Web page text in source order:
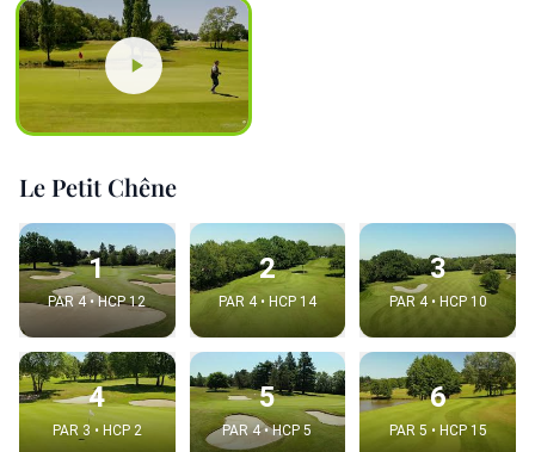
Le Petit Chêne
1
PAR 4 • HCP 12
2
PAR 4 • HCP 14
3
PAR 4 • HCP 10
4
PAR 3 • HCP 2
5
PAR 4 • HCP 5
6
PAR 5 • HCP 15